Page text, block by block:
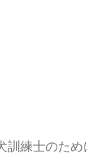
練士のた